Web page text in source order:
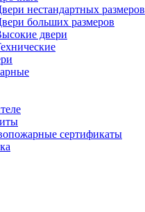
нестандартных размеров
больших размеров
двери
сертификаты